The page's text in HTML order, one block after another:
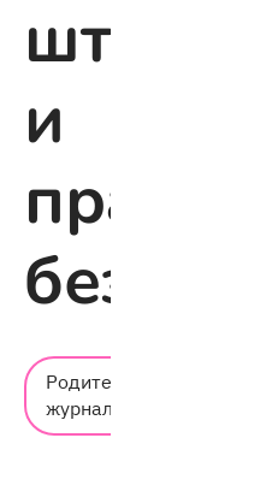
штрафы
и
правила
Родительский
журнал